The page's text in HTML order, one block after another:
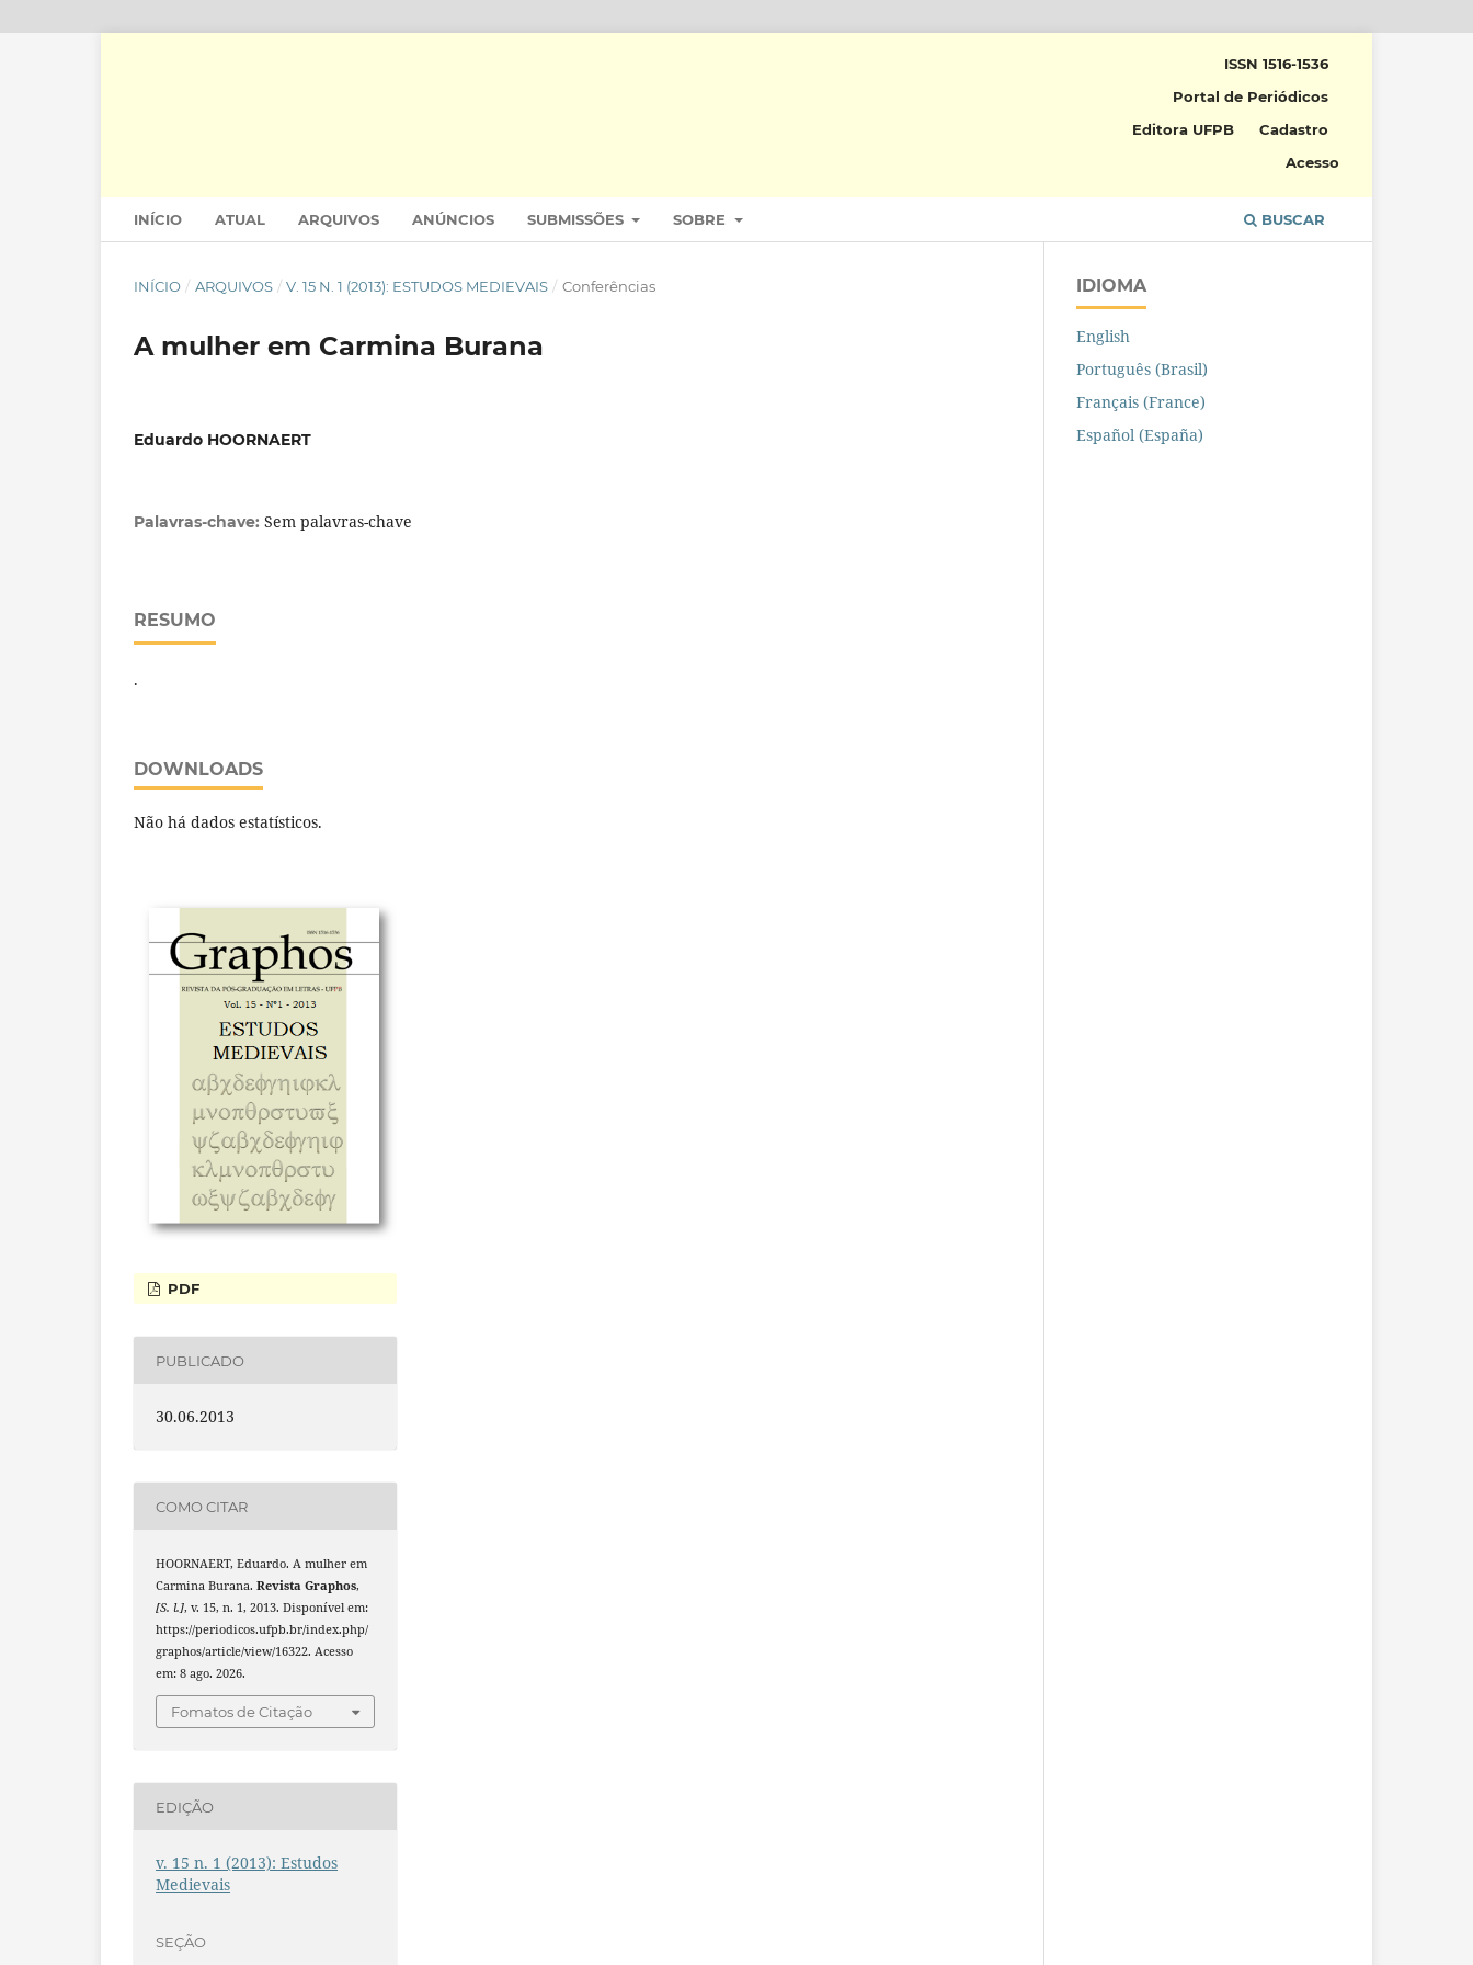
INÍCIO ATUAL ARQUIVOS ANÚNCIOS SUBMISSÕES SOBRE BUSCAR
ISSN 1516-1536
Portal de Periódicos
Editora UFPB
Cadastro
Acesso
INÍCIO / ARQUIVOS / V. 15 N. 1 (2013): ESTUDOS MEDIEVAIS / Conferências
A mulher em Carmina Burana
Eduardo HOORNAERT
Palavras-chave: Sem palavras-chave
RESUMO
.
DOWNLOADS
Não há dados estatísticos.
PDF
PUBLICADO
30.06.2013
COMO CITAR
HOORNAERT, Eduardo. A mulher em
Carmina Burana.Revista Graphos,
[S. l.], v. 15, n. 1, 2013. Disponível em:
https://periodicos.ufpb.br/index.php/
graphos/article/view/16322. Acesso
em: 8 ago. 2026.
Fomatos de Citação
EDIÇÃO
v. 15 n. 1 (2013): Estudos
Medievais
SEÇÃO
IDIOMA
English
Português (Brasil)
Français (France)
Español (España)